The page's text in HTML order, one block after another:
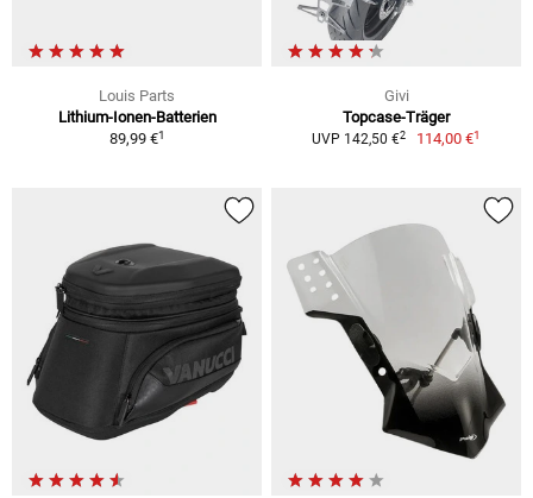
Louis Parts
Lithium-Ionen-Batterien
89,99 €1
Givi
Topcase-Träger
UVP 142,50 €2 114,00 €1